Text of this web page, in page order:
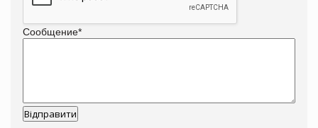
Сообщение*